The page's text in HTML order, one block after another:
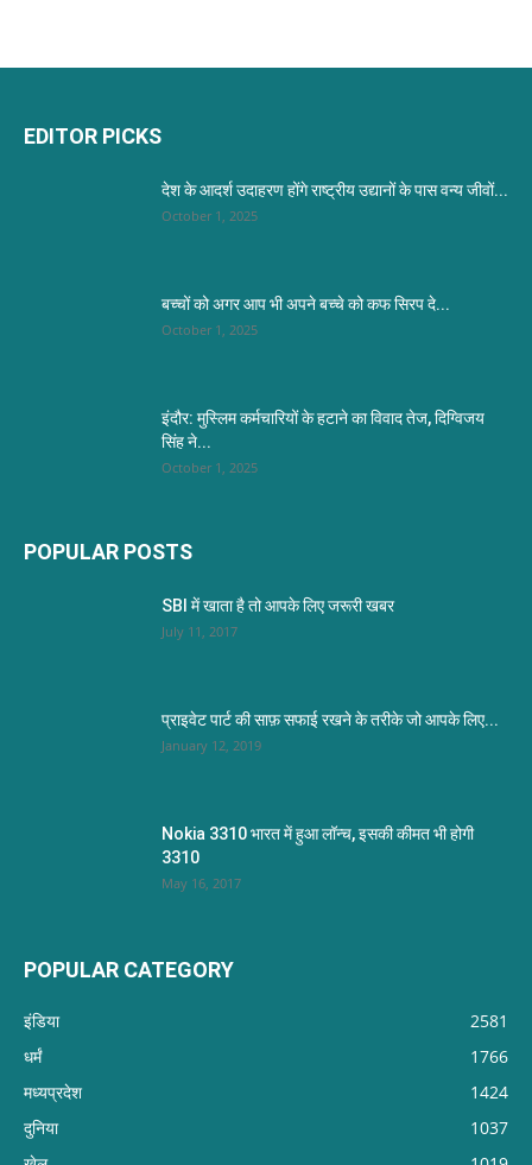
EDITOR PICKS
देश के आदर्श उदाहरण होंगे राष्ट्रीय उद्यानों के पास वन्य जीवों...
October 1, 2025
बच्चों को अगर आप भी अपने बच्चे को कफ सिरप दे...
October 1, 2025
इंदौर: मुस्लिम कर्मचारियों के हटाने का विवाद तेज, दिग्विजय
सिंह ने...
October 1, 2025
POPULAR POSTS
SBI में खाता है तो आपके लिए जरूरी खबर
July 11, 2017
प्राइवेट पार्ट की साफ़ सफाई रखने के तरीके जो आपके लिए...
January 12, 2019
Nokia 3310 भारत में हुआ लॉन्च, इसकी कीमत भी होगी
3310
May 16, 2017
POPULAR CATEGORY
इंडिया
2581
धर्मं
1766
मध्यप्रदेश
1424
दुनिया
1037